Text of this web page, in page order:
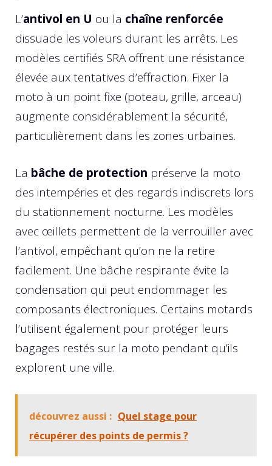
L’antivol en U ou la chaîne renforcée
dissuade les voleurs durant les arrêts. Les
modèles certifiés SRA offrent une résistance
élevée aux tentatives d’effraction. Fixer la
moto à un point fixe (poteau, grille, arceau)
augmente considérablement la sécurité,
particulièrement dans les zones urbaines.
La bâche de protection préserve la moto
des intempéries et des regards indiscrets lors
du stationnement nocturne. Les modèles
avec œillets permettent de la verrouiller avec
l’antivol, empêchant qu’on ne la retire
facilement. Une bâche respirante évite la
condensation qui peut endommager les
composants électroniques. Certains motards
l’utilisent également pour protéger leurs
bagages restés sur la moto pendant qu’ils
explorent une ville.
découvrez aussi : Quel stage pour
récupérer des points de permis ?